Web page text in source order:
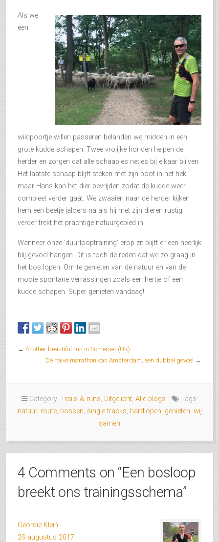
Als we
een
wildpoortje willen passeren belanden we midden in een
grote kudde schapen. Twee vrolijke honden helpen de
herder en zorgen dat alle schaapjes netjes bij elkaar blijven.
Het laatste schaap blijft steken met zijn poot in het hek,
maar Hans kan het dier bevrijden zodat de kudde weer
compleet verder gaat. We zwaaien naar de herder kijken
hem een beetje jaloers na als hij met zijn dieren rustig
verder trekt het prachtige natuurgebied in.
Wanneer onze ‘duurlooptraining’ erop zit blijft er een heerlijk
blij gevoel hangen. Dit is toch de reden dat we zo graag in
het bos lopen. Om te genieten van de natuur en van de
mooie spontane verrassingen zoals een hertje of een
kudde schapen. Super genieten vandaag!
← Another beautiful run in Somerset (UK)
De halve marathon van Amsterdam, een dubbel gevoel →
Category: Trails & runs, Uitgelicht, Alle blogs
Tags:
natuur, route, bossen, single tracks, hardlopen, genieten, wij
samen
4 Comments on “Een bosloop
breekt ons trainingsschema”
Geordie Klein
29 augustus 2017